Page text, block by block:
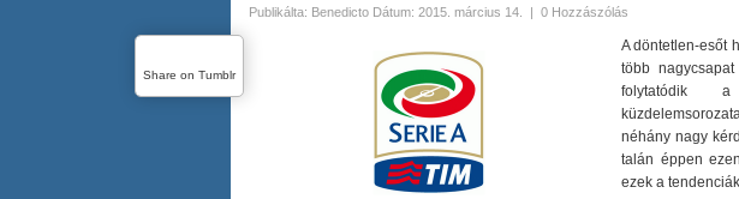
Publikálta: Benedicto Dátum: 2015. március 14. | 0 Hozzászólás
A döntetlen-esőt
több
folytatódik
néhány nagy
talán éppen
ezek a
Share on Tumblr